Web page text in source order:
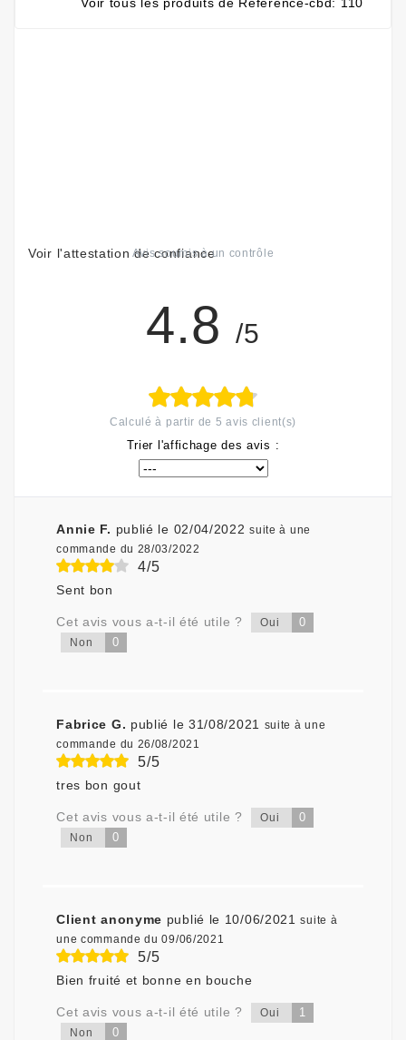
Voir l'attestation de confiance
Avis soumis à un contrôle
4.8/5
Calculé à partir de 5 avis client(s)
Trier l'affichage des avis :
Annie F. publié le 02/04/2022 suite à une
commande du 28/03/2022
4/5
Sent bon
Cet avis vous a-t-il été utile ? Oui 0
Non 0
Fabrice G. publié le 31/08/2021
suite à une
commande du 26/08/2021
5/5
tres bon gout
Cet avis vous a-t-il été utile ? Oui 0
Non 0
Client anonyme publié le 10/06/2021
suite à
une commande du 09/06/2021
5/5
Bien fruité et bonne en bouche
Cet avis vous a-t-il été utile ? Oui 1
Non 0